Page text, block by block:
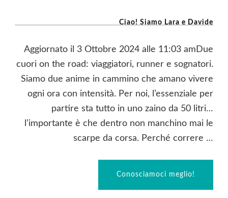
Ciao! Siamo Lara e Davide
Aggiornato il 3 Ottobre 2024 alle 11:03 amDue
cuori on the road: viaggiatori, runner e sognatori.
Siamo due anime in cammino che amano vivere
ogni ora con intensità. Per noi, l’essenziale per
partire sta tutto in uno zaino da 50 litri…
l’importante è che dentro non manchino mai le
scarpe da corsa. Perché correre …
Conosciamoci meglio!